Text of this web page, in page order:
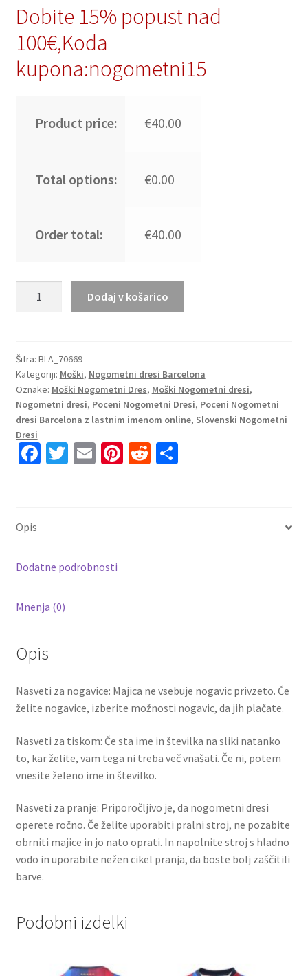
Dobite 15% popust nad
100€,Koda
kupona:nogometni15
Product price: €40.00
Total options: €0.00
Order total: €40.00
Domači
2023
Kratek
Rokav
+
Kratke
hlače
Dodaj v košarico
Šifra: BLA_70669
Kategoriji: Moški, Nogometni dresi Barcelona
Oznake: Moški Nogometni Dres, Moški Nogometni dresi,
Nogometni dresi, Poceni Nogometni Dresi, Poceni Nogometni
dresi Barcelona z lastnim imenom online, Slovenski Nogometni
Dresi
Fa
k
T E Pi R S
Opis
Dodatne podrobnosti
Mnenja (0)
Opis
Nasveti za nogavice: Majica ne vsebuje nogavic privzeto. Če
želite nogavice, izberite možnosti nogavic, da jih plačate.
Nasveti za tiskom: Če sta ime in številka na sliki natanko
to, kar želite, vam tega ni treba več vnašati. Če ni, potem
vnesite želeno ime in številko.
Nasveti za pranje: Priporočljivo je, da nogometni dresi
operete ročno. Če želite uporabiti pralni stroj, ne pozabite
obrniti majice in jo nato oprati. In napolnite stroj s hladno
vodo in uporabite nežen cikel pranja, da boste bolj zaščitili
barve.
Podobni izdelki